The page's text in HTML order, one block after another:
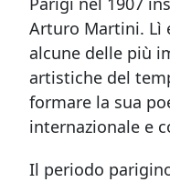
Arturo Martini. Lì
alcune delle più
artistiche del
formare la sua
internazionale e
Il periodo